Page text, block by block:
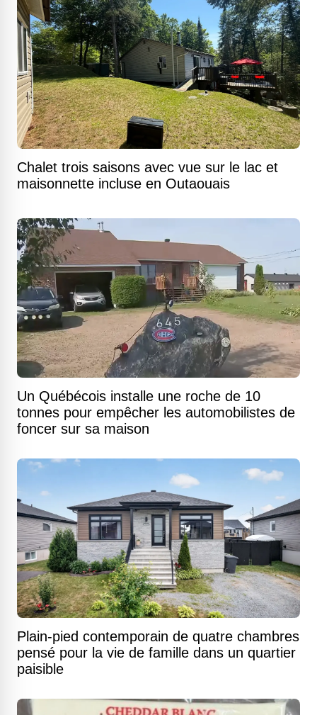
Chalet trois saisons avec vue sur le lac et
maisonnette incluse en Outaouais
Un Québécois installe une roche de 10
tonnes pour empêcher les automobilistes de
foncer sur sa maison
Plain-pied contemporain de quatre chambres
pensé pour la vie de famille dans un quartier
paisible